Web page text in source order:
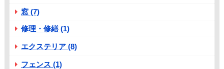
窓 (7)
修理・修繕 (1)
エクステリア (8)
フェンス (1)